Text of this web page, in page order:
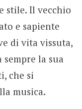
stile. Il vecchio
e sapiente
di vita vissuta,
la sua
che si
musica.